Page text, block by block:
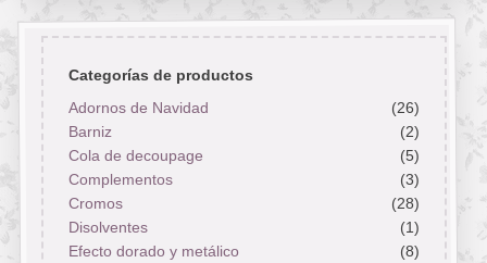
Categorías de productos
Adornos de Navidad
(26)
Barniz
(2)
Cola de decoupage
(5)
Complementos
(3)
Cromos
(28)
Disolventes
(1)
Efecto dorado y metálico
(8)